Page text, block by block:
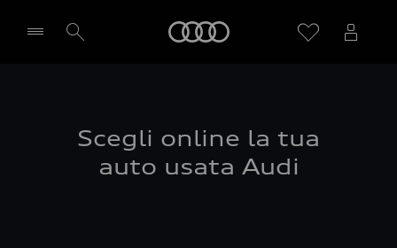
Scegli online la tua
auto usata Audi